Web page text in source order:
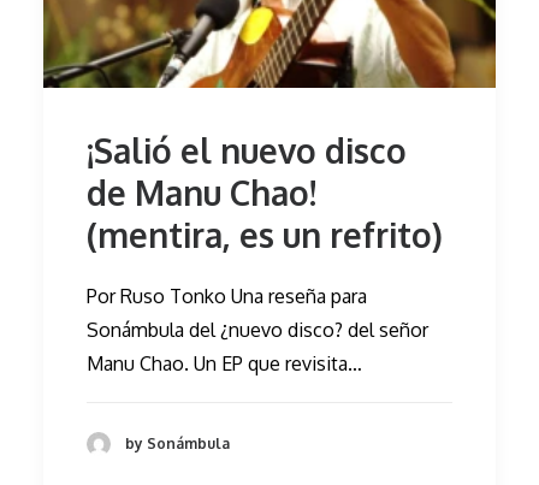
¡Salió el nuevo disco
de Manu Chao!
(mentira, es un refrito)
Por Ruso Tonko Una reseña para
Sonámbula del ¿nuevo disco? del señor
Manu Chao. Un EP que revisita…
by Sonámbula